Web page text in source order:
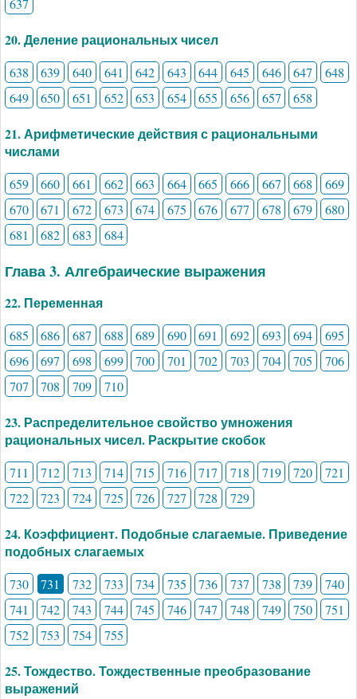
637
20. Деление рациональных чисел
638 639 640 641 642 643 644 645 646 647
648
649
650 651 652 653 654 655 656 657 658
21. Арифметические действия с рациональными
числами
659 660 661 662 663 664 665 666 667 668
669
670
671 672 673 674 675 676 677 678 679
680
681
682 683 684
Глава 3. Алгебраические выражения
22. Переменная
685 686 687 688 689 690 691 692 693 694
695
696
697 698 699 700 701 702 703 704 705
706
707
708 709 710
23. Распределительное свойство умножения
рациональных чисел. Раскрытие скобок
711 712 713 714 715 716 717 718 719 720
721
722
723 724 725 726 727 728 729
24. Коэффициент. Подобные слагаемые. Приведение
подобных слагаемых
730 731 732 733 734 735 736 737 738 739
740
741
742 743 744 745 746 747 748 749 750
751
752
753 754 755
25. Тождество. Тождественные преобразование
выражений